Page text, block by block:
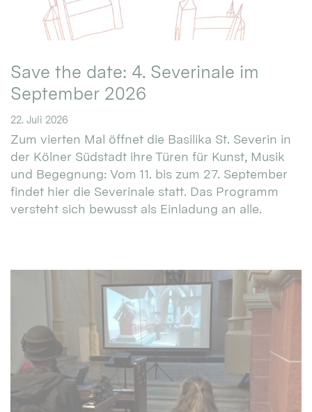
Save the date: 4. Severinale im
September 2026
22. Juli 2026
Zum vierten Mal öffnet die Basilika St. Severin in
der Kölner Südstadt ihre Türen für Kunst, Musik
und Begegnung: Vom 11. bis zum 27. September
findet hier die Severinale statt. Das Programm
versteht sich bewusst als Einladung an alle.